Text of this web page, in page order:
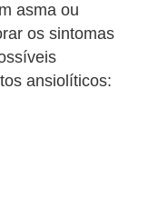
asma ou
os sintomas
ansiolíticos: